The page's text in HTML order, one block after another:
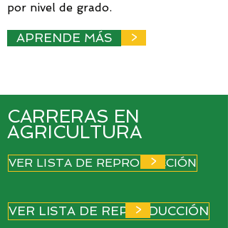
por nivel de grado.
APRENDE MÁS >
CARRERAS EN
AGRICULTURA
VER LISTA DE REPRODUCCIÓN
>
VER LISTA DE REPRODUCCIÓN
>